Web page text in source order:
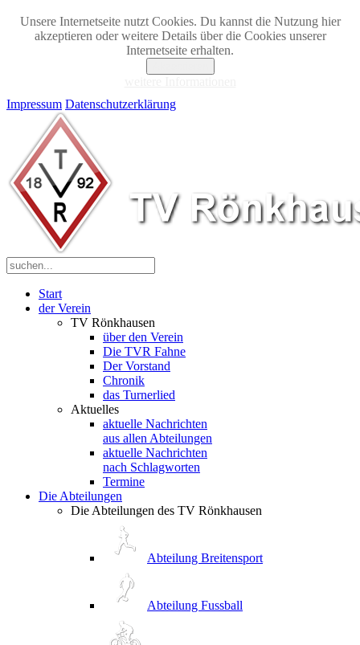
Unsere Internetseite nutzt Cookies. Du kannst die Nutzung hier
akzeptieren oder weitere Details über die Cookies unserer
Internetseite erhalten.
Impressum Datenschutzerklärung
Start
der Verein
TV Rönkhausen
über den Verein
Die TVR Fahne
Der Vorstand
Chronik
das Turnerlied
Aktuelles
aktuelle Nachrichten
aus allen Abteilungen
aktuelle Nachrichten
nach Schlagworten
Termine
Die Abteilungen
Die Abteilungen des TV Rönkhausen
Abteilung Breitensport
Abteilung Fussball